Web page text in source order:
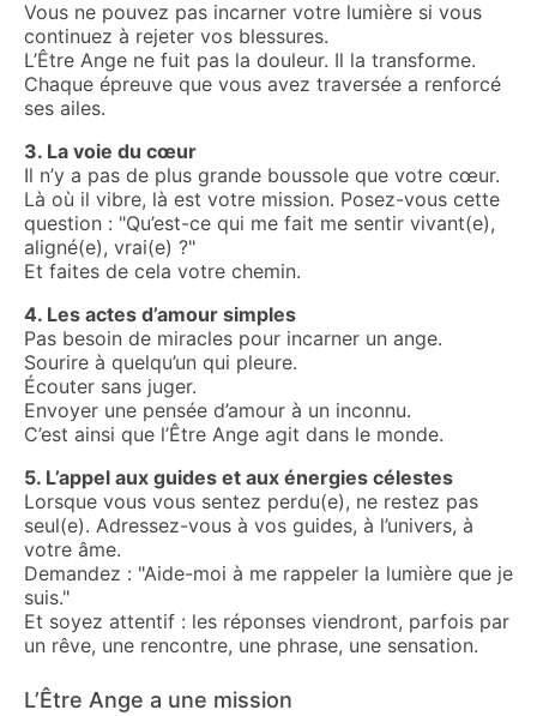
Vous ne pouvez pas incarner votre lumière si vous
continuez à rejeter vos blessures.
L’Être Ange ne fuit pas la douleur. Il la transforme.
Chaque épreuve que vous avez traversée a renforcé
ses ailes.
3. La voie du cœur
Il n’y a pas de plus grande boussole que votre cœur.
Là où il vibre, là est votre mission. Posez-vous cette
question : "Qu’est-ce qui me fait me sentir vivant(e),
aligné(e), vrai(e) ?"
Et faites de cela votre chemin.
4. Les actes d’amour simples
Pas besoin de miracles pour incarner un ange.
Sourire à quelqu’un qui pleure.
Écouter sans juger.
Envoyer une pensée d’amour à un inconnu.
C’est ainsi que l’Être Ange agit dans le monde.
5. L’appel aux guides et aux énergies célestes
Lorsque vous vous sentez perdu(e), ne restez pas
seul(e). Adressez-vous à vos guides, à l’univers, à
votre âme.
Demandez : "Aide-moi à me rappeler la lumière que je
suis."
Et soyez attentif : les réponses viendront, parfois par
un rêve, une rencontre, une phrase, une sensation.
L’Être Ange a une mission